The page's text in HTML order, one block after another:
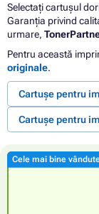
Selectați cartușul
Garanția privind
urmare,
Pentru această
originale.
Cartușe pentru
Cartușe pentru
Cele mai bine